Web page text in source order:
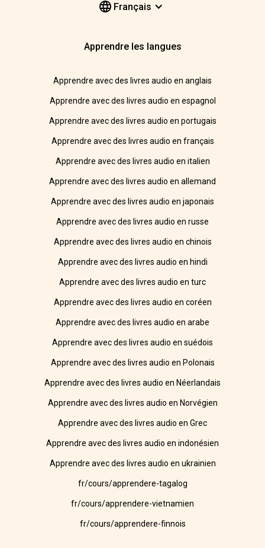
Français
Apprendre les langues
Apprendre avec des livres audio en anglais
Apprendre avec des livres audio en espagnol
Apprendre avec des livres audio en portugais
Apprendre avec des livres audio en français
Apprendre avec des livres audio en italien
Apprendre avec des livres audio en allemand
Apprendre avec des livres audio en japonais
Apprendre avec des livres audio en russe
Apprendre avec des livres audio en chinois
Apprendre avec des livres audio en hindi
Apprendre avec des livres audio en turc
Apprendre avec des livres audio en coréen
Apprendre avec des livres audio en arabe
Apprendre avec des livres audio en suédois
Apprendre avec des livres audio en Polonais
Apprendre avec des livres audio en Néerlandais
Apprendre avec des livres audio en Norvégien
Apprendre avec des livres audio en Grec
Apprendre avec des livres audio en indonésien
Apprendre avec des livres audio en ukrainien
fr/cours/apprendere-tagalog
fr/cours/apprendere-vietnamien
fr/cours/apprendere-finnois